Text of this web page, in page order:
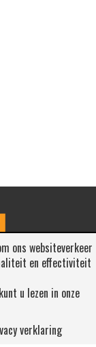
ons websiteverkeer
en effectiviteit
u lezen in onze
verklaring